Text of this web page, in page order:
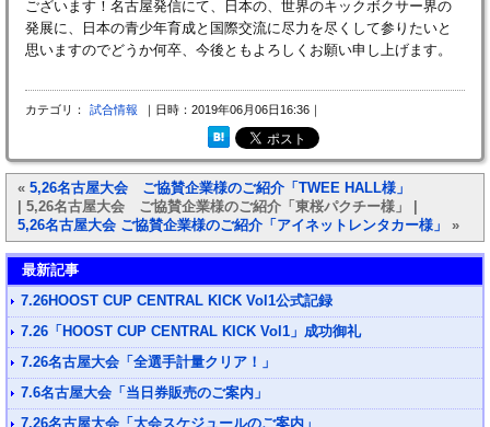
ございます！名古屋発信にて、日本の、世界のキックボクサー界の
発展に、日本の青少年育成と国際交流に尽力を尽くして参りたいと
思いますのでどうか何卒、今後ともよろしくお願い申し上げます。
カテゴリ： 試合情報 ｜日時：2019年06月06日16:36｜
« 5,26名古屋大会 ご協賛企業様のご紹介「TWEE HALL様」
| 5,26名古屋大会 ご協賛企業様のご紹介「東桜パクチー様」 |
5,26名古屋大会 ご協賛企業様のご紹介「アイネットレンタカー様」
»
最新記事
7.26HOOST CUP CENTRAL KICK Vol1公式記録
7.26「HOOST CUP CENTRAL KICK Vol1」成功御礼
7.26名古屋大会「全選手計量クリア！」
7.6名古屋大会「当日券販売のご案内」
7.26名古屋大会「大会スケジュールのご案内」